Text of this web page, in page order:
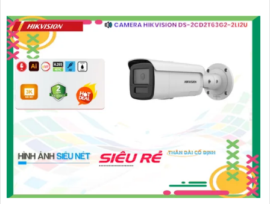
nét chống báo động giả và chế độ Full Color 30m giúp quan sát
ban đêm hiệu quả.